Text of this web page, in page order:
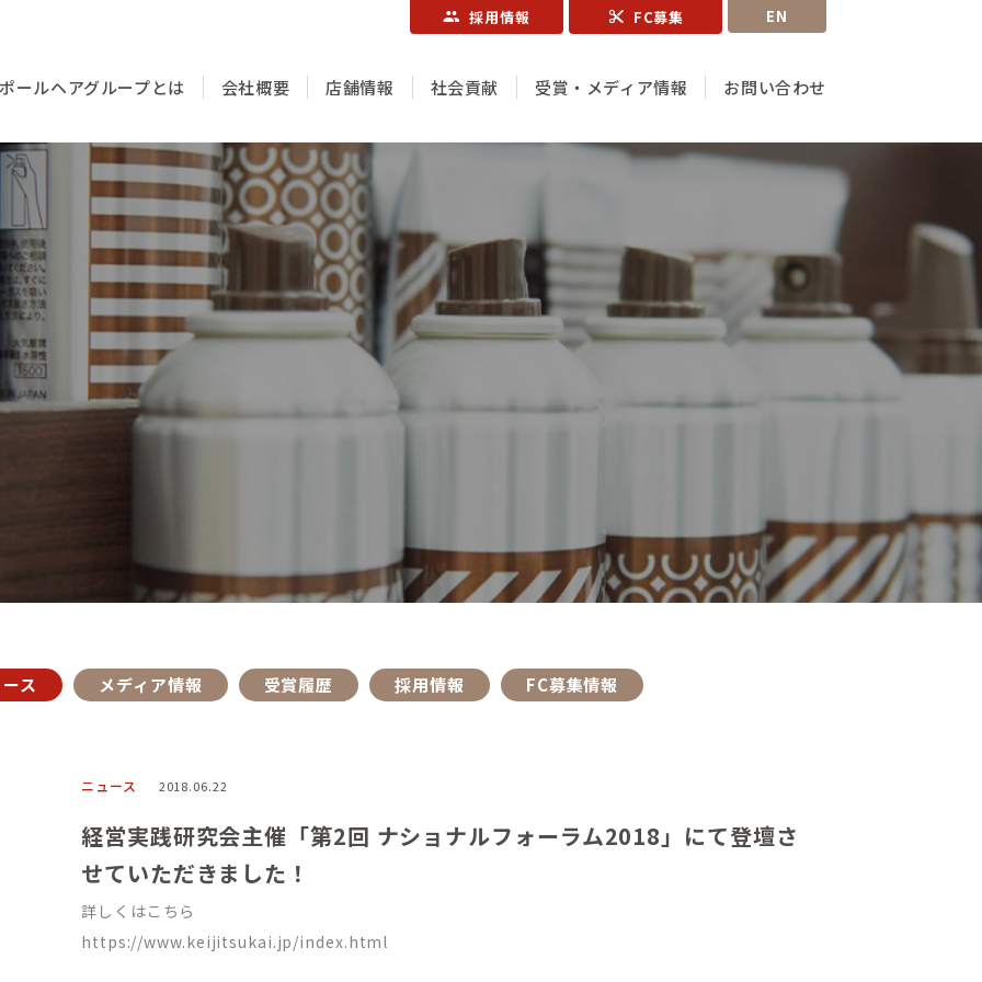
ールヘアグループとは 会社概要 店舗情報 社会貢献 受賞・メディア情報 お問い合わせ
EN
採用情報 FC募集
ス メディア情報 受賞履歴 採用情報 FC募集情報
ニュース 2018.06.22
経営実践研究会主催「第2回 ナショナルフォーラム2018」にて登壇さ
せていただきました！
詳しくはこちら
https://www.keijitsukai.jp/index.html